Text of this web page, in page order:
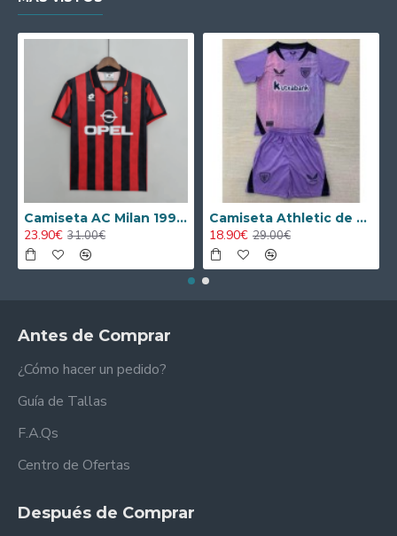
Camiseta AC Milan 1995/1996 Local Retro
23.90€ 31.00€
Camiseta Athletic de Bilbao 2024/2025 Alternativo Niño Kit
18.90€ 29.00€
Antes de Comprar
¿Cómo hacer un pedido?
Guía de Tallas
F.A.Qs
Centro de Ofertas
Después de Comprar